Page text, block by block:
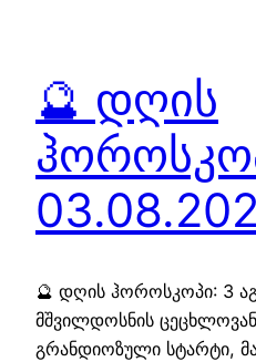
🔮 დღის
🔮 დღის ჰოროსკოპი: 3
მშვილდოსნის
გრანდიოზული სტარტი,